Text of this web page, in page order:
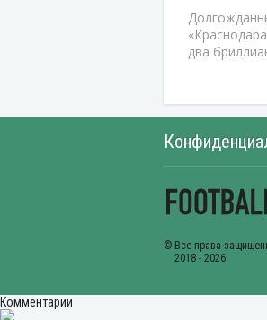
два
Комментарии